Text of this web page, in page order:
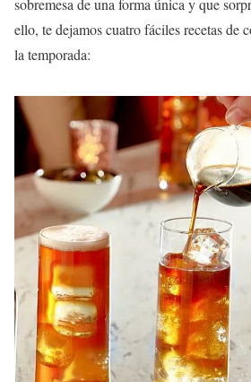
sobremesa de una forma única y que
ello, te dejamos cuatro fáciles recetas de
la temporada: